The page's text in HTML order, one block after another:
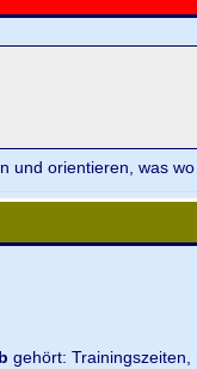
orientieren, was
gehört: